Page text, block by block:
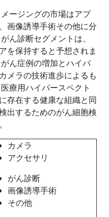
ージングの市場はアプ
画像誘導手術その他に分
ん診断セグメントは、
を保持すると予想されま
ん症例の増加とハイパ
メラの技術進歩によるも
療用ハイパースペクト
存在する健康な組織と同
出するためのがん細胞検
カメラ
アクセサリ
がん診断
画像誘導手術
その他